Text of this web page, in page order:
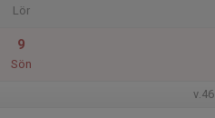
Lör
9
Sön
v.46